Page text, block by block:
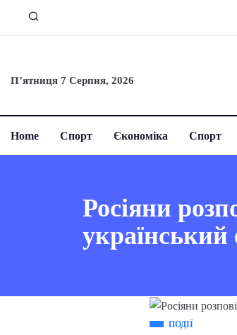
П’ятниця 7 Серпня, 2026
Home Спорт Єкономіка Спорт
Росіяни
український
ПОДІЇ